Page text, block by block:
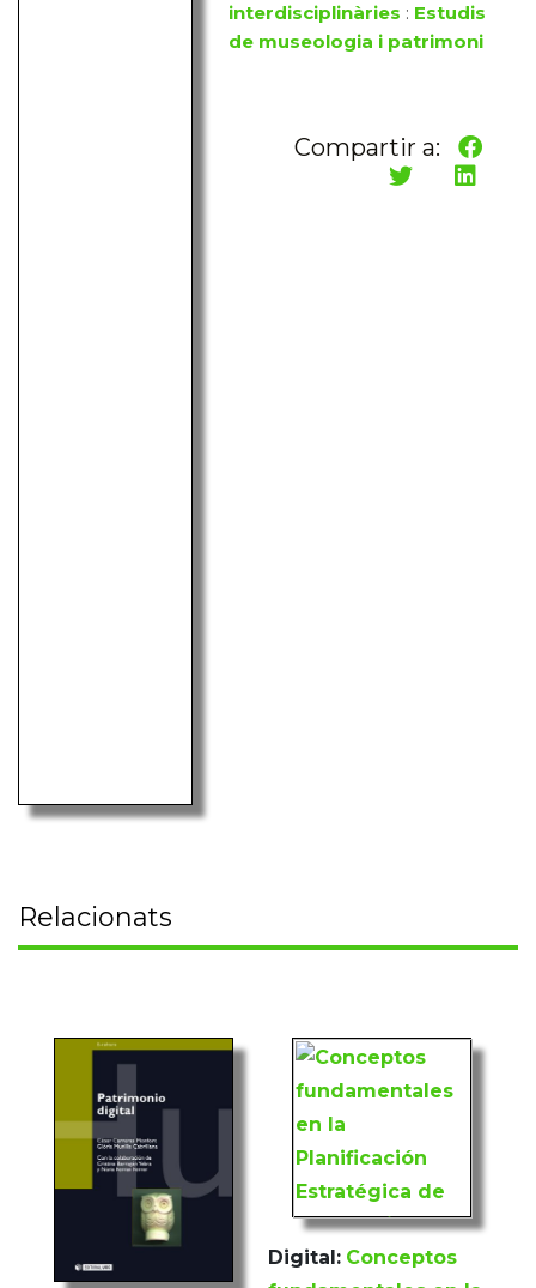
interdisciplinàries : Estudis
de museologia i patrimoni
Compartir a:
Relacionats
Digital: Conceptos